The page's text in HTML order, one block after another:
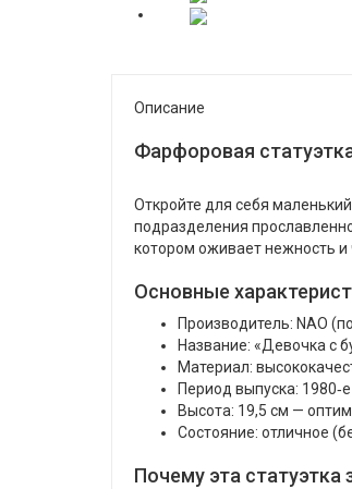
Описание
Фарфоровая
Откройте для себя
подразделения
котором оживает нежность и
Основные
Производитель: NAO
Название: «Девочка с
Материал:
Период выпуска:
Высота: 19,5 см —
Состояние: отличное
Почему эта